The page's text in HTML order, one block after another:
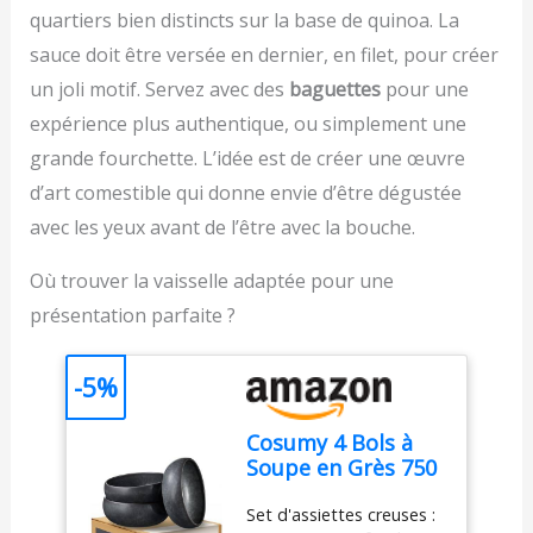
quel plat. Saupoudré sur
un houmous beige ou
une sauce tomate, il crée
un contraste visuel qui
annonce la gourmandise.
yeux, et ce piment est
un véritable atout déco.
【GARANTIE SPICY
savons qu'il est difficile
de trouver des aromates
sur la qualité de notre
produit. Si ce mélange
naturel ne réveille pas
vos sens comme promis,
vous écouter. Votre
texturée, pour
expérience plus facile et
plus confortable, idéal
pour une utilisation
lames Zelkrom qui
garantissent des
performances durables
REPARABILITE 15 ANS
AU JUSTE PRIX :
réparabilité 15 ans au
réparateurs dans le
monde, pour contribuer
à la protection de
l’environnement et à la
réduction des déchets
FACILE À NETTOYER :
Pièces amovibles
quartiers bien distincts sur la base de quinoa. La
sauce doit être versée en dernier, en filet, pour créer
un joli motif. Servez avec des baguettespour une
expérience plus authentique, ou simplement une
grande fourchette. L’idée est de créer une œuvre
d’art comestible qui donne envie d’être dégustée
avec les yeux avant de l’être avec la bouche.
Où trouver la vaisselle adaptée pour une
présentation parfaite ?
Cosumy 4 Bols à
Soupe en Grès 750
Creuse – Petit
Set d'assiettes creuses :
-5%